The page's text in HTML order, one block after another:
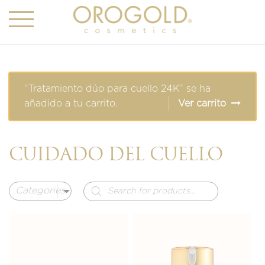
“Tratamiento dúo para cuello 24K” se ha
añadido a tu carrito.
Ver carrito
CUIDADO DEL CUELLO
Búsqueda
de